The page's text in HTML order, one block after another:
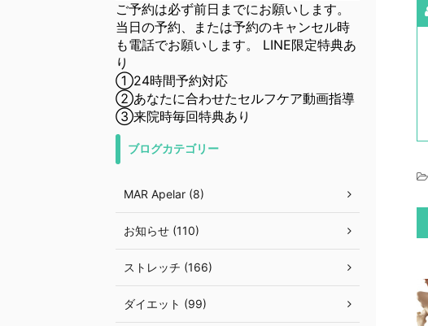
ご予約は必ず前日までにお願いします。
当日の予約、または予約のキャンセル時
も電話でお願いします。 LINE限定特典あ
り
①24時間予約対応
②あなたに合わせたセルフケア動画指導
③来院時毎回特典あり
ブログカテゴリー
MAR Apelar (8)
お知らせ (110)
ストレッチ (166)
ダイエット (99)